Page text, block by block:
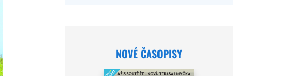
NOVÉ ČASOPISY